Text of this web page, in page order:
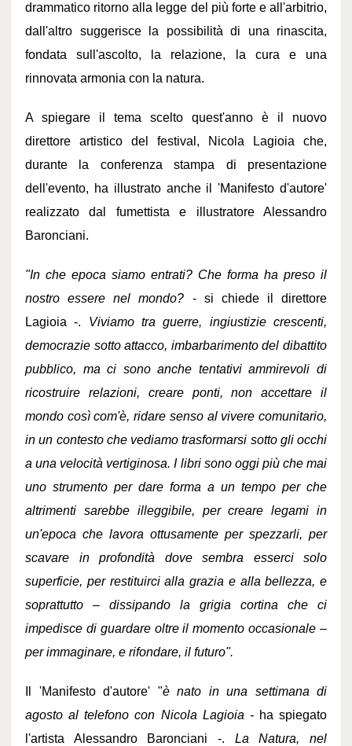
drammatico ritorno alla legge del più forte e all'arbitrio,
dall'altro suggerisce la possibilità di una rinascita,
fondata sull'ascolto, la relazione, la cura e una
rinnovata armonia con la natura.
A spiegare il tema scelto quest'anno è il nuovo
direttore artistico del festival, Nicola Lagioia che,
durante la conferenza stampa di presentazione
dell'evento, ha illustrato anche il 'Manifesto d'autore'
realizzato dal fumettista e illustratore Alessandro
Baronciani.
"In che epoca siamo entrati? Che forma ha preso il
nostro essere nel mondo? - si chiede il direttore
Lagioia -. Viviamo tra guerre, ingiustizie crescenti,
democrazie sotto attacco, imbarbarimento del dibattito
pubblico, ma ci sono anche tentativi ammirevoli di
ricostruire relazioni, creare ponti, non accettare il
mondo così com'è, ridare senso al vivere comunitario,
in un contesto che vediamo trasformarsi sotto gli occhi
a una velocità vertiginosa. I libri sono oggi più che mai
uno strumento per dare forma a un tempo per che
altrimenti sarebbe illeggibile, per creare legami in
un'epoca che lavora ottusamente per spezzarli, per
scavare in profondità dove sembra esserci solo
superficie, per restituirci alla grazia e alla bellezza, e
soprattutto – dissipando la grigia cortina che ci
impedisce di guardare oltre il momento occasionale –
per immaginare, e rifondare, il futuro".
Il 'Manifesto d'autore' "è nato in una settimana di
agosto al telefono con Nicola Lagioia - ha spiegato
l'artista Alessandro Baronciani -. La Natura, nel